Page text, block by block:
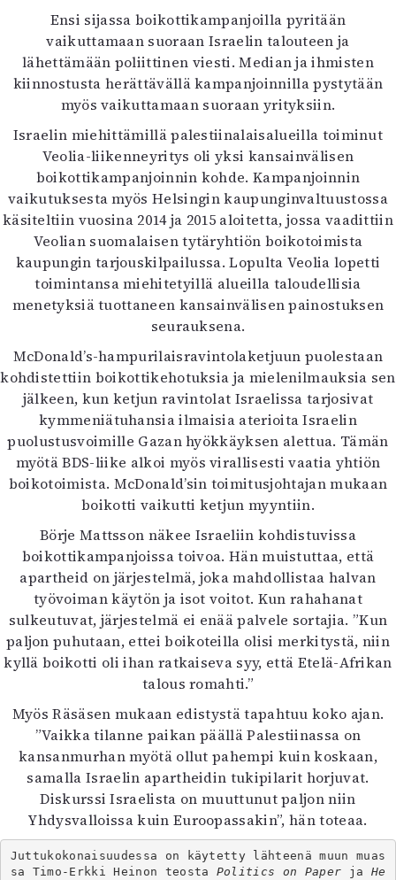
Ensi sijassa boikottikampanjoilla pyritään
vaikuttamaan suoraan Israelin talouteen ja
lähettämään poliittinen viesti. Median ja ihmisten
kiinnostusta herättävällä kampanjoinnilla pystytään
myös vaikuttamaan suoraan yrityksiin.
Israelin miehittämillä palestiinalaisalueilla toiminut
Veolia-liikenneyritys oli yksi kansainvälisen
boikottikampanjoinnin kohde. Kampanjoinnin
vaikutuksesta myös Helsingin kaupunginvaltuustossa
käsiteltiin vuosina 2014 ja 2015 aloitetta, jossa vaadittiin
Veolian suomalaisen tytäryhtiön boikotoimista
kaupungin tarjouskilpailussa. Lopulta Veolia lopetti
toimintansa miehitetyillä alueilla taloudellisia
menetyksiä tuottaneen kansainvälisen painostuksen
seurauksena.
McDonald’s-hampurilaisravintolaketjuun puolestaan
kohdistettiin boikottikehotuksia ja mielenilmauksia sen
jälkeen, kun ketjun ravintolat Israelissa tarjosivat
kymmeniätuhansia ilmaisia aterioita Israelin
puolustusvoimille Gazan hyökkäyksen alettua. Tämän
myötä BDS-liike alkoi myös virallisesti vaatia yhtiön
boikotoimista. McDonald’sin toimitusjohtajan mukaan
boikotti vaikutti ketjun myyntiin.
Börje Mattsson näkee Israeliin kohdistuvissa
boikottikampanjoissa toivoa. Hän muistuttaa, että
apartheid on järjestelmä, joka mahdollistaa halvan
työvoiman käytön ja isot voitot. Kun rahahanat
sulkeutuvat, järjestelmä ei enää palvele sortajia. ”Kun
paljon puhutaan, ettei boikoteilla olisi merkitystä, niin
kyllä boikotti oli ihan ratkaiseva syy, että Etelä-Afrikan
talous romahti.”
Myös Räsäsen mukaan edistystä tapahtuu koko ajan.
”Vaikka tilanne paikan päällä Palestiinassa on
kansanmurhan myötä ollut pahempi kuin koskaan,
samalla Israelin apartheidin tukipilarit horjuvat.
Diskurssi Israelista on muuttunut paljon niin
Yhdysvalloissa kuin Euroopassakin”, hän toteaa.
Juttukokonaisuudessa on käytetty lähteenä muun muas
sa Timo-Erkki Heinon teosta Politics on Paper ja He